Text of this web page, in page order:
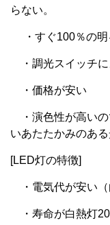
らない。
・すぐ100％の明
・調光スイッチに
・価格が安い
・演色性が高いの
いあたたかみのある
[LED灯の特徴]
・電気代が安い（
・寿命が白熱灯20